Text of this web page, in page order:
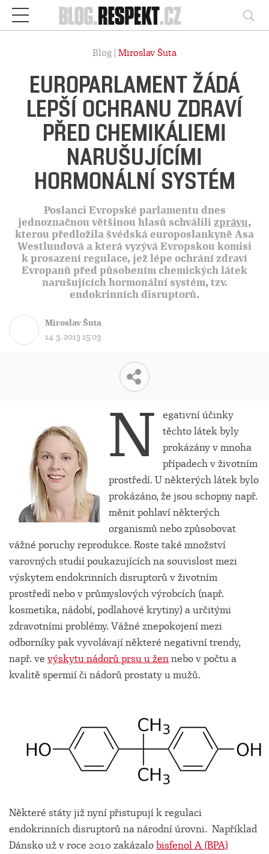
Respekt
Blog | Miroslav Šuta
EUROPARLAMENT ŽÁDÁ
LEPŠÍ OCHRANU ZDRAVÍ
PŘED CHEMIKÁLIEMI
NARUŠUJÍCÍMI
HORMONÁLNÍ SYSTÉM
Poslanci Evropské parlamentu dnes
jednoznačnou většinou hlasů schválilizprávu,
kterou předložila švédská europoslankyně Asa
Westlundová a která vyzývá Evropskou komisi
k prosazení regulace, jež lépe ochrání zdraví
Evropanů před působením chemických látek
narušujících hormonální systém, tzv.
endokrinních disruptorů.
Miroslav Šuta
14. 3. 2013 15:03
N
egativní účinky
těchto látek byly
prokázány v mnoha
případech v životním
prostředí. U některých látek bylo
prokázáno, že jsou schopny např.
měnit pohlaví některých
organismů nebo způsobovat
vážné poruchy reprodukce. Roste také množství
varovných studií poukazujících na souvislost mezi
výskytem endokrinních disruptorů v životním
prostředí nebo v průmyslových výrobcích (např.
kosmetika, nádobí, podlahové krytiny) a určitými
zdravotními problémy. Vážné znepokojení mezi
odborníky pak vyvolávají některé negativní trendy,
např. ve výskytu nádorů prsu u žennebo v počtu a
kvalitě spermií či nádorů prostaty u mužů.
Některé státy již nyní přistupují k regulaci
endokrinních disruptorů na národní úrovni. Například
Dánsko už v roce 2010 zakázalobisfenol A (BPA)